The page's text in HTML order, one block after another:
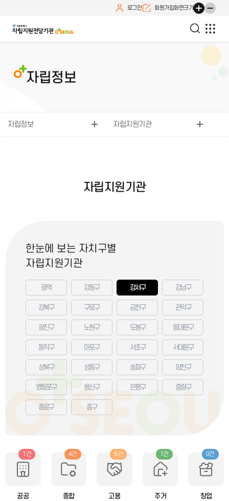
로그인 회원가입화면크기
자립정보
자립정보 자립지원기관
자립지원기관
한눈에 보는 자치구별
자립지원기관
광역 강동구 강서구 강남구
강북구 구로구 금천구 관악구
광진구 노원구 도봉구 동대문구
동작구 마포구 서초구 서대문구
성북구 성동구 송파구 양천구
영등포구 용산구 은평구 중랑구
종로구 중구
1건
공공
4건
종합
6건
고용
1건
주거
0건
창업